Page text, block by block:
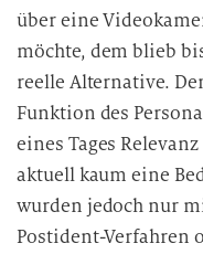
e
n
v
e
r
b
e
über eine
möchte, dem blieb
reelle Alternative.
Funktion des
eines Tages
aktuell kaum eine
wurden jedoch nur
Postident-Verfahren